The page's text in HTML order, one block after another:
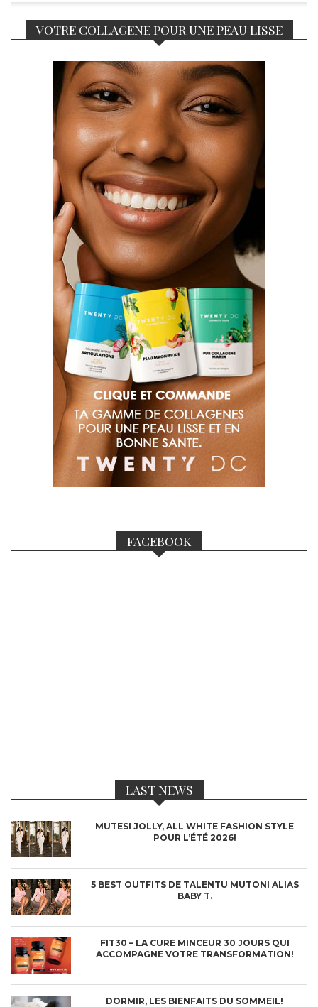
VOTRE COLLAGENE POUR UNE PEAU LISSE
FACEBOOK
LAST NEWS
MUTESI JOLLY, ALL WHITE FASHION STYLE
POUR L’ÉTÉ 2026!
5 BEST OUTFITS DE TALENTU MUTONI ALIAS
BABY T.
FIT30 – LA CURE MINCEUR 30 JOURS QUI
ACCOMPAGNE VOTRE TRANSFORMATION!
DORMIR, LES BIENFAITS DU SOMMEIL!